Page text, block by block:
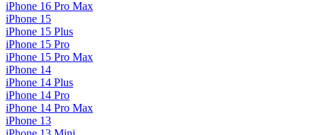
iPhone 16 Pro Max
iPhone 15
iPhone 15 Plus
iPhone 15 Pro
iPhone 15 Pro Max
iPhone 14
iPhone 14 Plus
iPhone 14 Pro
iPhone 14 Pro Max
iPhone 13